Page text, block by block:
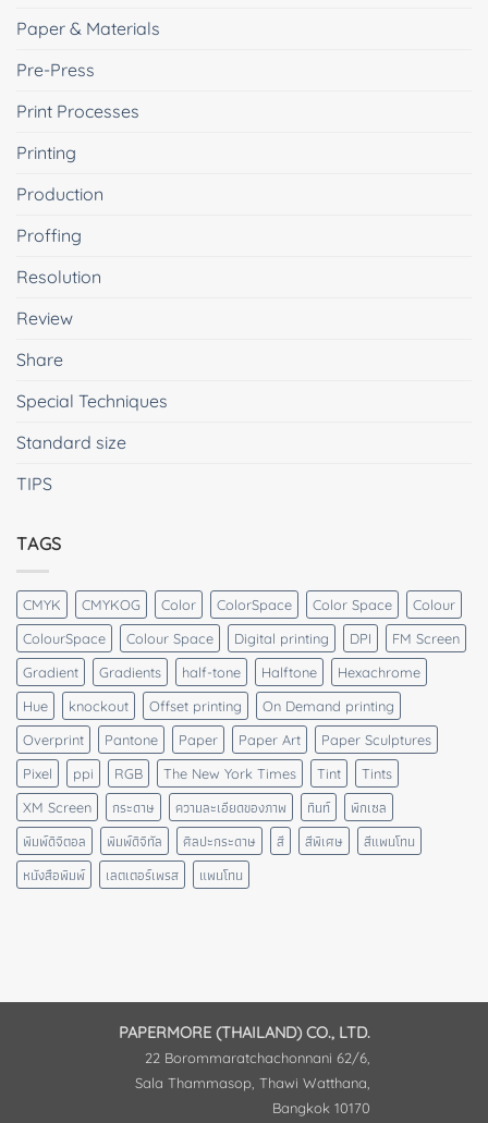
Paper & Materials
Pre-Press
Print Processes
Printing
Production
Proffing
Resolution
Review
Share
Special Techniques
Standard size
TIPS
TAGS
CMYK CMYKOG Color ColorSpace Color Space
Colour
ColourSpace
Colour Space Digital printing DPI
FM Screen
Gradient
Gradients half-tone Halftone
Hexachrome
Hue
knockout Offset printing
On Demand printing
Overprint
Pantone Paper Paper Art
Paper Sculptures
Pixel
ppi RGB The New York Times Tint
Tints
XM Screen
กระดาษ ความละเอียดของภาพ ทินท์
พิกเซล
พิมพ์ดิจิตอล
พิมพ์ดิจิทัล ศิลปะกระดาษ สี สีพิเศษ
สีแพนโทน
หนังสือพิมพ์
เลตเตอร์เพรส แพนโทน
PAPERMORE (THAILAND) CO., LTD.
22 Borommaratchachonnani 62/6,
Sala Thammasop, Thawi Watthana,
Bangkok 10170